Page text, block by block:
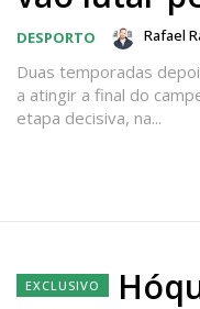
DESPORTO Rafael
Duas temporadas
a atingir a final do
etapa decisiva, na...